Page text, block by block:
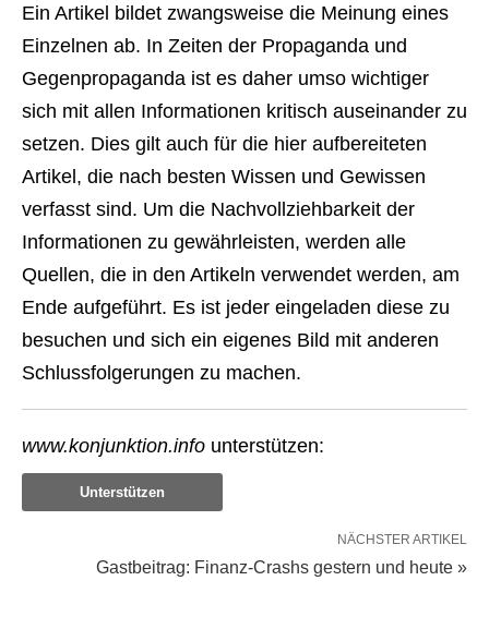
Ein Artikel bildet zwangsweise die Meinung eines
Einzelnen ab. In Zeiten der Propaganda und
Gegenpropaganda ist es daher umso wichtiger
sich mit allen Informationen kritisch auseinander zu
setzen. Dies gilt auch für die hier aufbereiteten
Artikel, die nach besten Wissen und Gewissen
verfasst sind. Um die Nachvollziehbarkeit der
Informationen zu gewährleisten, werden alle
Quellen, die in den Artikeln verwendet werden, am
Ende aufgeführt. Es ist jeder eingeladen diese zu
besuchen und sich ein eigenes Bild mit anderen
Schlussfolgerungen zu machen.
www.konjunktion.info unterstützen:
Unterstützen
NÄCHSTER ARTIKEL
Gastbeitrag: Finanz-Crashs gestern und heute »